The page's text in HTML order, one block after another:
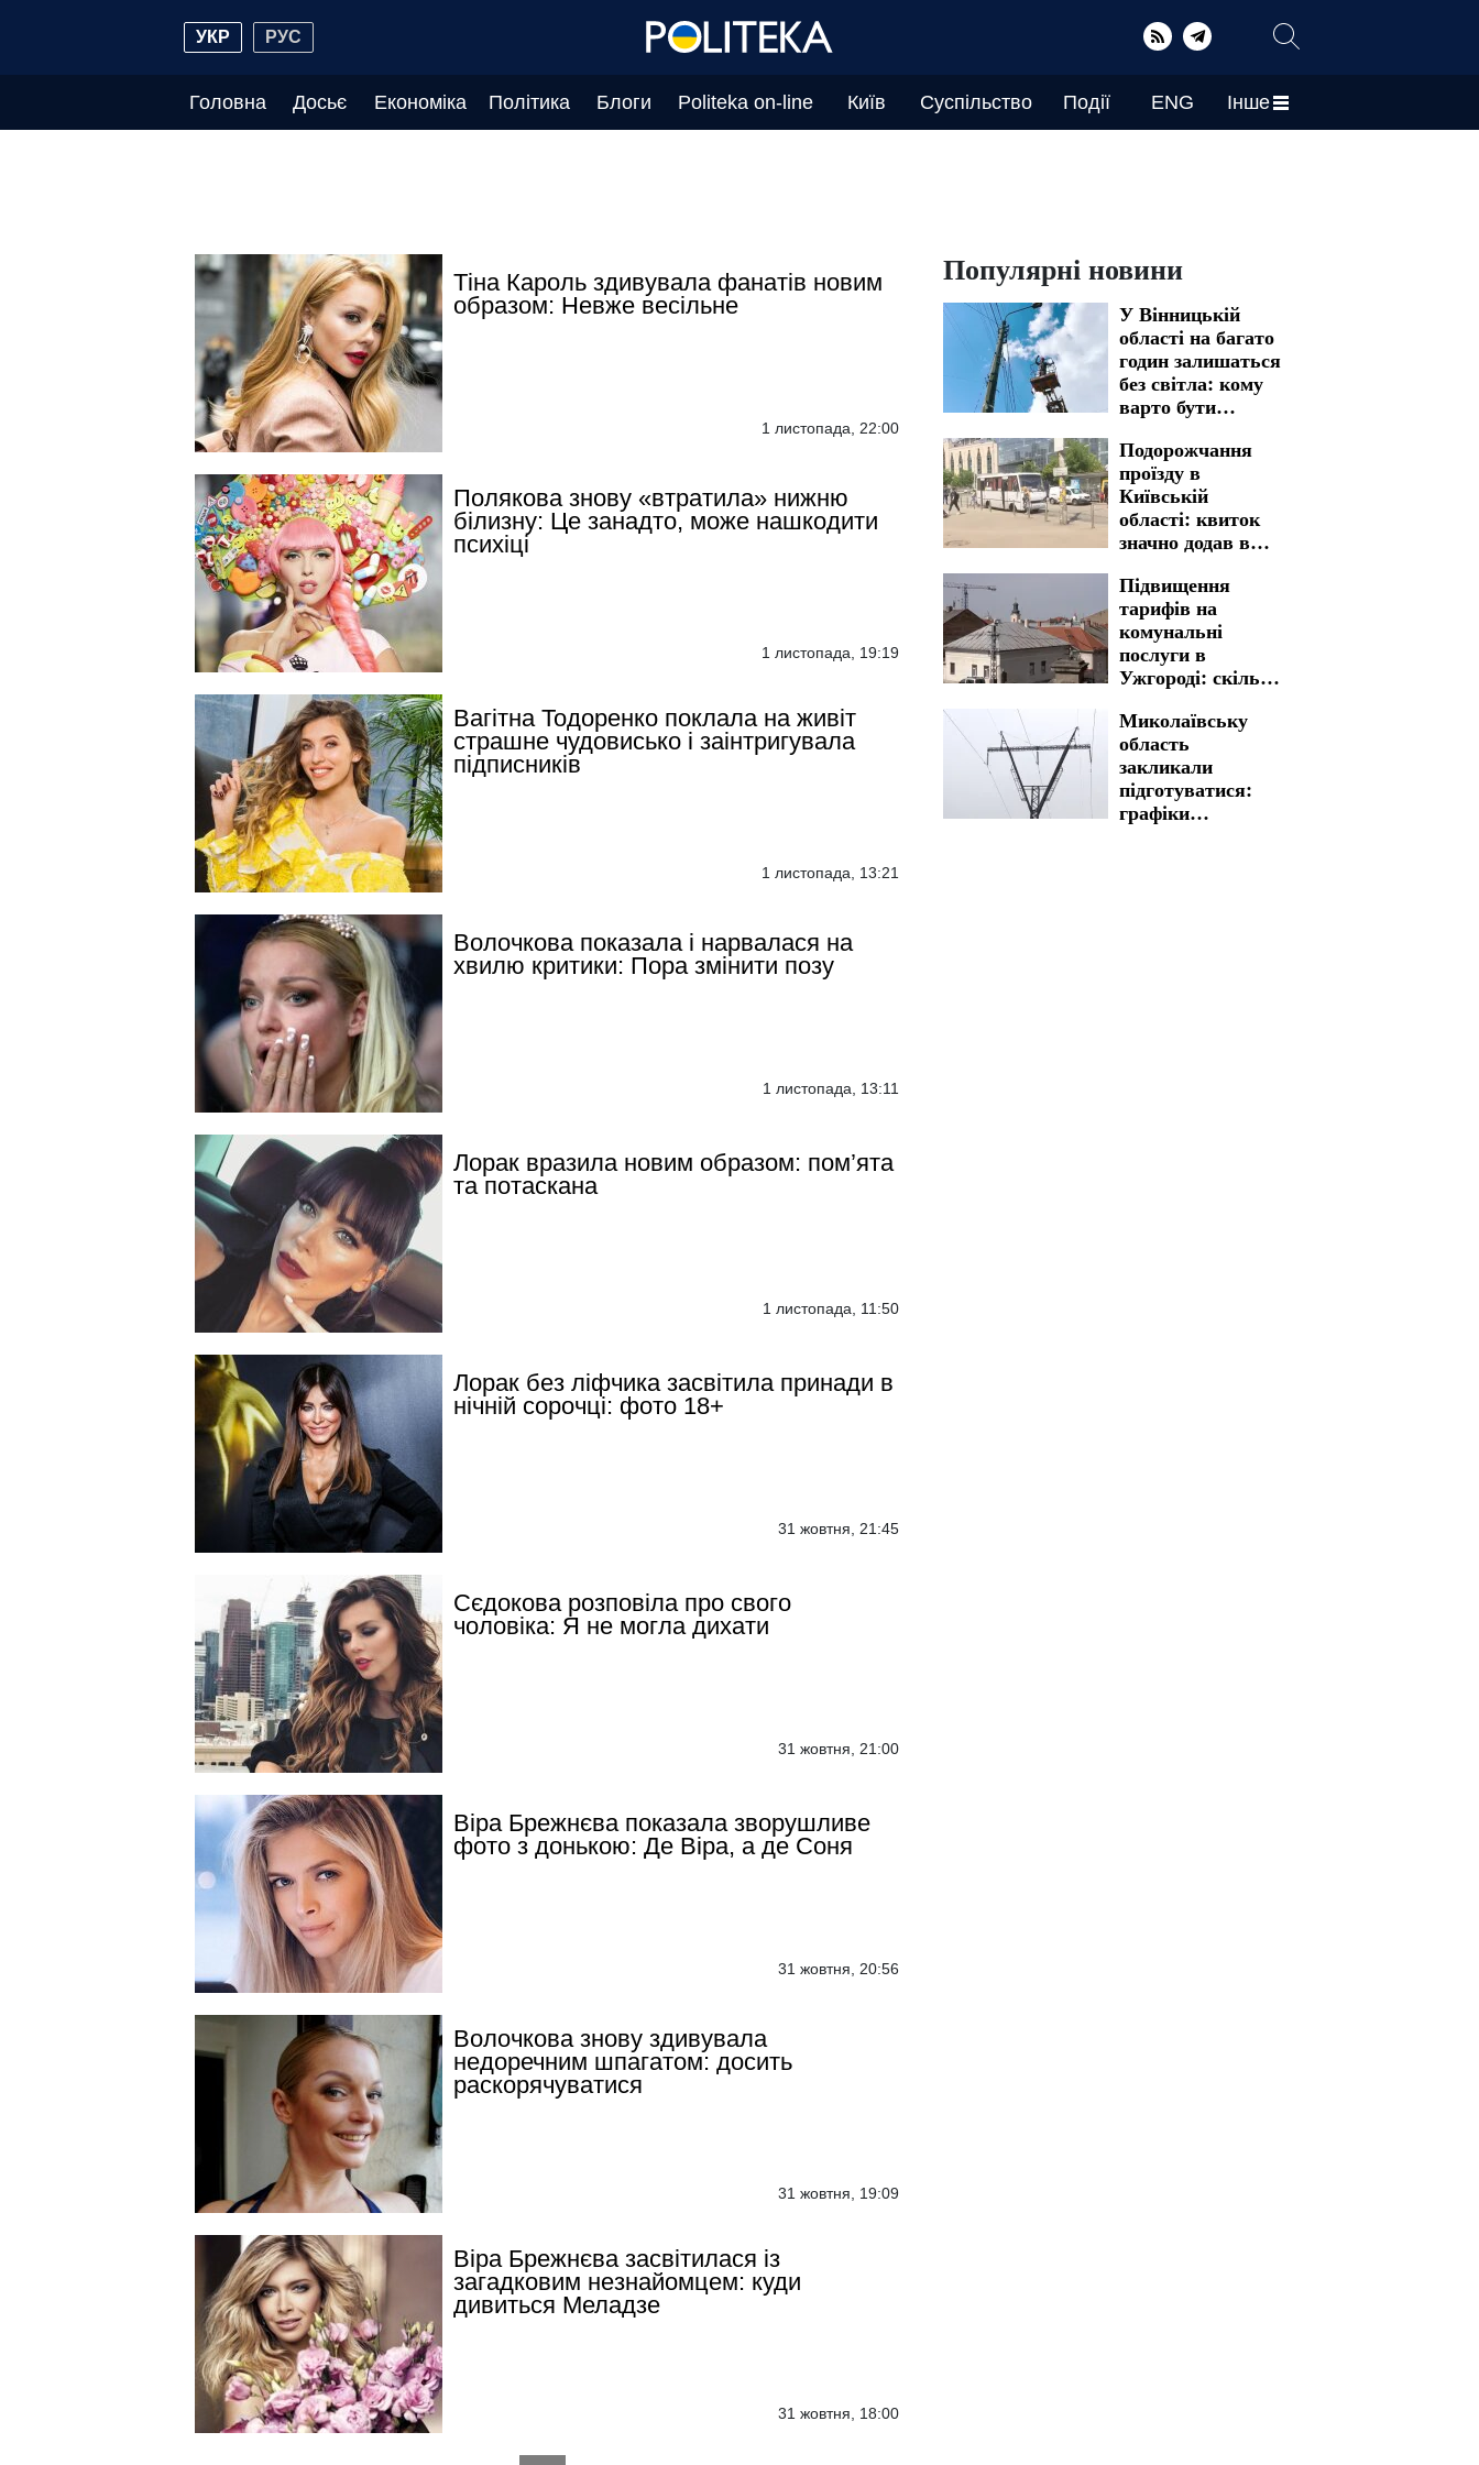
УКР РУС
Головна Досьє Економіка Політика Блоги Politeka on-line Київ Суспільство Події ENG Інше
Тіна Кароль здивувала фанатів новим
образом: Невже весільне
1 листопада, 22:00
Полякова знову «втратила» нижню
білизну: Це занадто, може нашкодити
психіці
1 листопада, 19:19
Вагітна Тодоренко поклала на живіт
страшне чудовисько і заінтригувала
підписників
1 листопада, 13:21
Волочкова показала і нарвалася на
хвилю критики: Пора змінити позу
1 листопада, 13:11
Лорак вразила новим образом: пом’ята
та потаскана
1 листопада, 11:50
Лорак без ліфчика засвітила принади в
нічній сорочці: фото 18+
31 жовтня, 21:45
Сєдокова розповіла про свого
чоловіка: Я не могла дихати
31 жовтня, 21:00
Віра Брежнєва показала зворушливе
фото з донькою: Де Віра, а де Соня
31 жовтня, 20:56
Волочкова знову здивувала
недоречним шпагатом: досить
раскорячуватися
31 жовтня, 19:09
Віра Брежнєва засвітилася із
загадковим незнайомцем: куди
дивиться Меладзе
31 жовтня, 18:00
Популярні новини
У Вінницькій
області на багато
годин залишаться
без світла: кому
варто бути
графіків
відключення на 7
серпня
Подорожчання
проїзду в
Київській
області: квиток
значно додав в
Підвищення
тарифів на
комунальні
послуги в
Ужгороді: скільки
заплатити
Миколаївську
область
закликали
підготуватися:
графіки